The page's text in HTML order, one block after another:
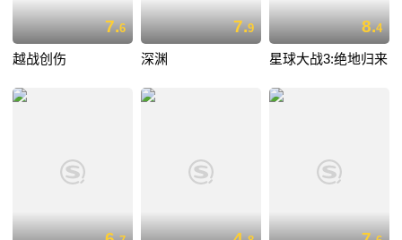
7.6
越战创伤
7.9
深渊
8.4
星球大战3:绝地归来